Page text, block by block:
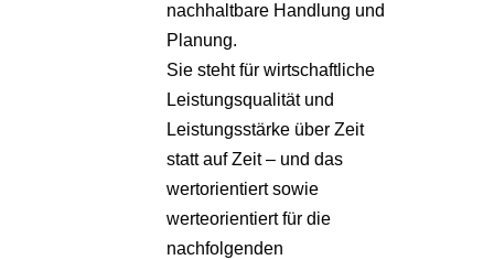
nachhaltbare Handlung und
Planung.
Sie steht für wirtschaftliche
Leistungsqualität und
Leistungsstärke über Zeit
statt auf Zeit – und das
wertorientiert sowie
werteorientiert für die
nachfolgenden